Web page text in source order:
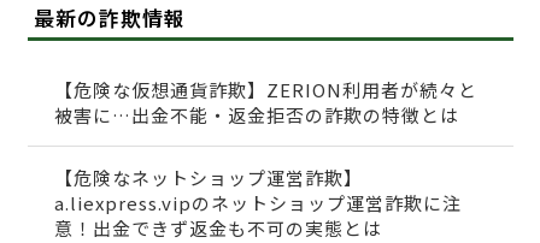
最新の詐欺情報
【危険な仮想通貨詐欺】ZERION利用者が続々と
被害に…出金不能・返金拒否の詐欺の特徴とは
【危険なネットショップ運営詐欺】
a.liexpress.vipのネットショップ運営詐欺に注
意！出金できず返金も不可の実態とは